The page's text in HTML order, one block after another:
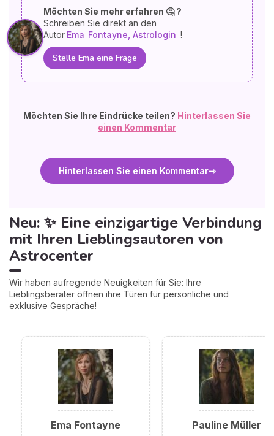
Möchten Sie mehr erfahren 🤔 ?
Schreiben Sie direkt an den
Autor Ema Fontayne, Astrologin !
Stelle Ema eine Frage
Möchten Sie Ihre Eindrücke teilen? Hinterlassen Sie
einen Kommentar
Hinterlassen Sie einen Kommentar
Neu: ✨ Eine einzigartige Verbindung
mit Ihren Lieblingsautoren von
Astrocenter
Wir haben aufregende Neuigkeiten für Sie: Ihre
Lieblingsberater öffnen ihre Türen für persönliche und
exklusive Gespräche!
Ema Fontayne Pauline Müller